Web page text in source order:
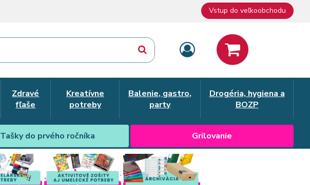
Vstup do veľkoobchodu
Zdravé
fľaše
Kreatívne
potreby
Balenie, gastro,
party
Drogéria, hygiena a
BOZP
Tašky do prvého ročníka Grilovanie